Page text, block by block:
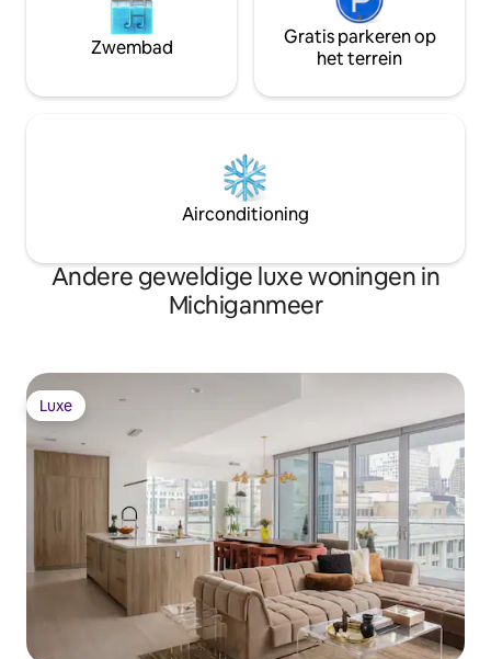
Zwembad
Gratis parkeren op
het terrein
Airconditioning
Andere geweldige luxe woningen in
Michiganmeer
Luxe
Luxe